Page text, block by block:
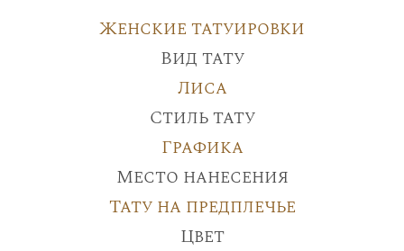
Женские татуировки
Вид тату
Лиса
Стиль тату
Графика
Место нанесения
Тату на предплечье
Цвет